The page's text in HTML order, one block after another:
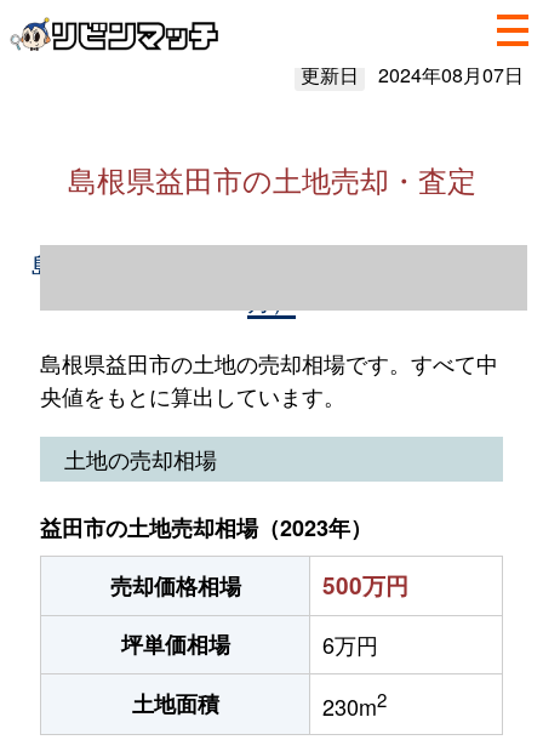
更新日 2024年08月07日
島根県益田市の土地売却・査定
島根県益田市の土地売却情報（2023年1～12
島根県益田市の土地の売却相場です。すべて中
央値をもとに算出しています。
土地の売却相場
益田市の土地売却相場（2023年）
売却価格相場
500万円
坪単価相場
6万円
土地面積
230m2